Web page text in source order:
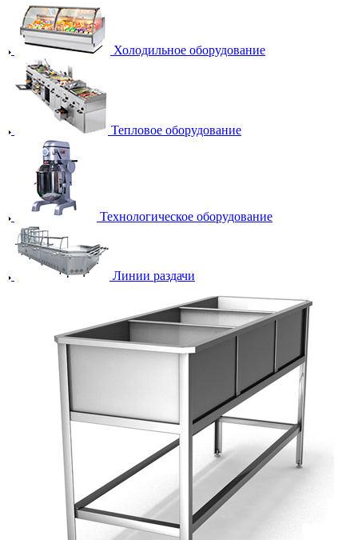
Холодильное оборудование
Тепловое оборудование
Технологическое оборудование
Линии раздачи